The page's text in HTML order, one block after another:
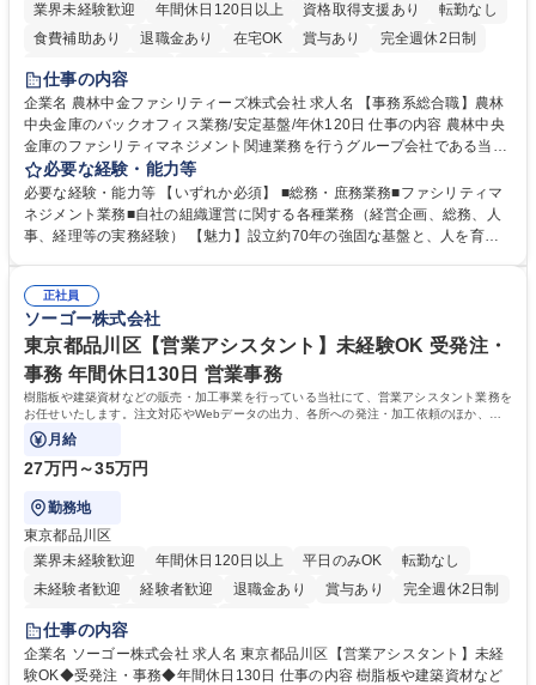
業界未経験歓迎
年間休日120日以上 資格取得支援あり
転勤なし
食費補助あり
退職金あり 在宅OK 賞与あり
完全週休2日制
インセンティブあり
仕事の内容
企業名 農林中金ファシリティーズ株式会社 求人名 【事務系総合職】農林
中央金庫のバックオフィス業務/安定基盤/年休120日 仕事の内容 農林中央
金庫のファシリティマネジメント関連業務を行うグループ会社である当社
にて、総務・庶務業務やファシリティマネジメントを行う事務系総合職を
募集いたします。 ■総務・庶務業務：外部委託先（外注先）や契約書の管
理、総務部門での管理業務、会計管理や決算業務、印刷物等の制作管理等
※親会社である農林中央金庫から受託した総務庶務業務 ■ファシリティマ
関する各種業務（経営企画、総務、人事、経理等） 募集職種 【事務系総
合職】農林中央金庫のバックオフィス業務/安定基盤/年休120日
必要な経験・能力等
必要な経験・能力等 【いずれか必須】 ■総務・庶務業務■ファシリティマ
ネジメント業務■自社の組織運営に関する各種業務（経営企画、総務、人
事、経理等の実務経験） 【魅力】設立約70年の強固な基盤と、人を育て
す。 また、業務がしっかりと基準化されており、中途入社でも質問しやす
く馴染みやすい和やかな社風です。さらに、簿記やファシリティマネジャ
ーなどの資格取得に向けた費用負担や報奨金制度が非常に手厚く、成長で
きる環境です。 学歴・資格 学歴：大学院 大学 高専 短大 語学力： 資格：
日商簿記検定2級
正社員
ソーゴー株式会社
東京都品川区【営業アシスタント】未経験OK 受発注・
事務 年間休日130日 営業事務
樹脂板や建築資材などの販売・加工事業を行っている当社にて、営業アシスタント業務を
お任せいたします。注文対応やWebデータの出力、各所への発注・加工依頼のほか、電
話・メール対応等の事務業務を担当します。
月給
27万円～35万円
勤務地
東京都品川区
業界未経験歓迎
年間休日120日以上 平日のみOK
転勤なし
未経験者歓迎
経験者歓迎 退職金あり 賞与あり
完全週休2日制
交通費支給
仕事の内容
企業名 ソーゴー株式会社 求人名 東京都品川区【営業アシスタント】未経
験OK◆受発注・事務◆年間休日130日 仕事の内容 樹脂板や建築資材など